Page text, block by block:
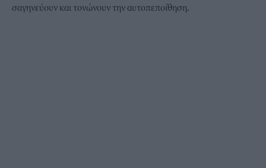
σαγηνεύουν και τονώνουν την αυτοπεποίθηση.